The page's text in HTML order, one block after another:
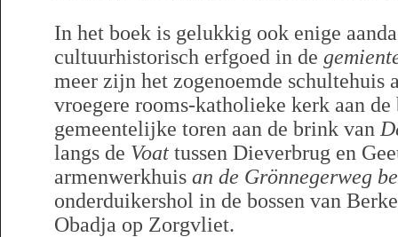
In het boek is gelukkig ook enige
cultuurhistorisch erfgoed in de
meer zijn het zogenoemde schultehuis
vroegere rooms-katholieke kerk aan
gemeentelijke toren aan de brink van
langs de Voat tussen Dieverbrug en
armenwerkhuis an de Grönnegerweg
onderduikershol in de bossen van
Obadja op Zorgvliet.